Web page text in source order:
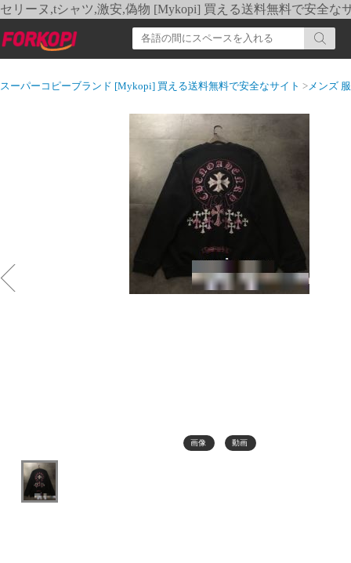
セリーヌ,tシャツ,激安,偽物 [Mykopi] 買える送料無料で安全な
スーパーコピーブランド [Mykopi] 買える送料無料で安全なサイト >メンズ 服
画像 動画